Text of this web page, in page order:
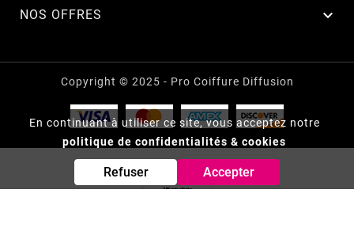
En continuant à utiliser ce site, vous acceptez notre
politique de confidentialités & cookies
Refuser Accepter
NOS OFFRES 
Copyright © 2025 - Pro Coiffure Diffusion